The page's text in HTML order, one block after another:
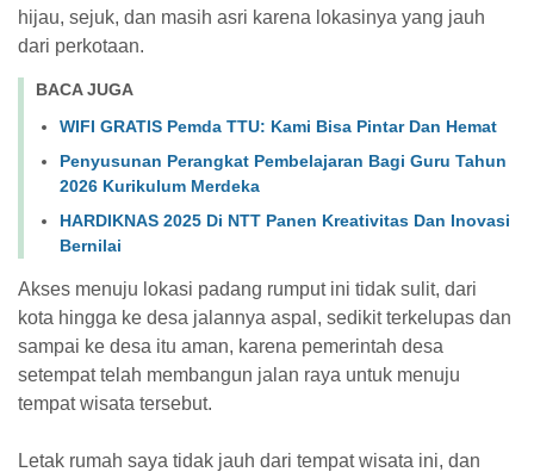
hijau, sejuk, dan masih asri karena lokasinya yang jauh
dari perkotaan.
BACA JUGA
WIFI GRATIS Pemda TTU: Kami Bisa Pintar Dan Hemat
Penyusunan Perangkat Pembelajaran Bagi Guru Tahun
2026 Kurikulum Merdeka
HARDIKNAS 2025 Di NTT Panen Kreativitas Dan Inovasi
Bernilai
Akses menuju lokasi padang rumput ini tidak sulit, dari
kota hingga ke desa jalannya aspal, sedikit terkelupas dan
sampai ke desa itu aman, karena pemerintah desa
setempat telah membangun jalan raya untuk menuju
tempat wisata tersebut.
Letak rumah saya tidak jauh dari tempat wisata ini, dan